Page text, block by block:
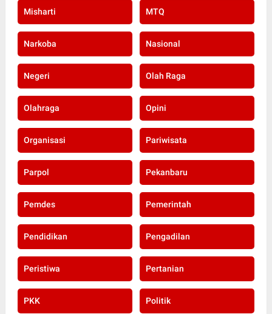
Misharti MTQ
Narkoba Nasional
Negeri Olah Raga
Olahraga Opini
Organisasi Pariwisata
Parpol Pekanbaru
Pemdes Pemerintah
Pendidikan Pengadilan
Peristiwa Pertanian
PKK Politik